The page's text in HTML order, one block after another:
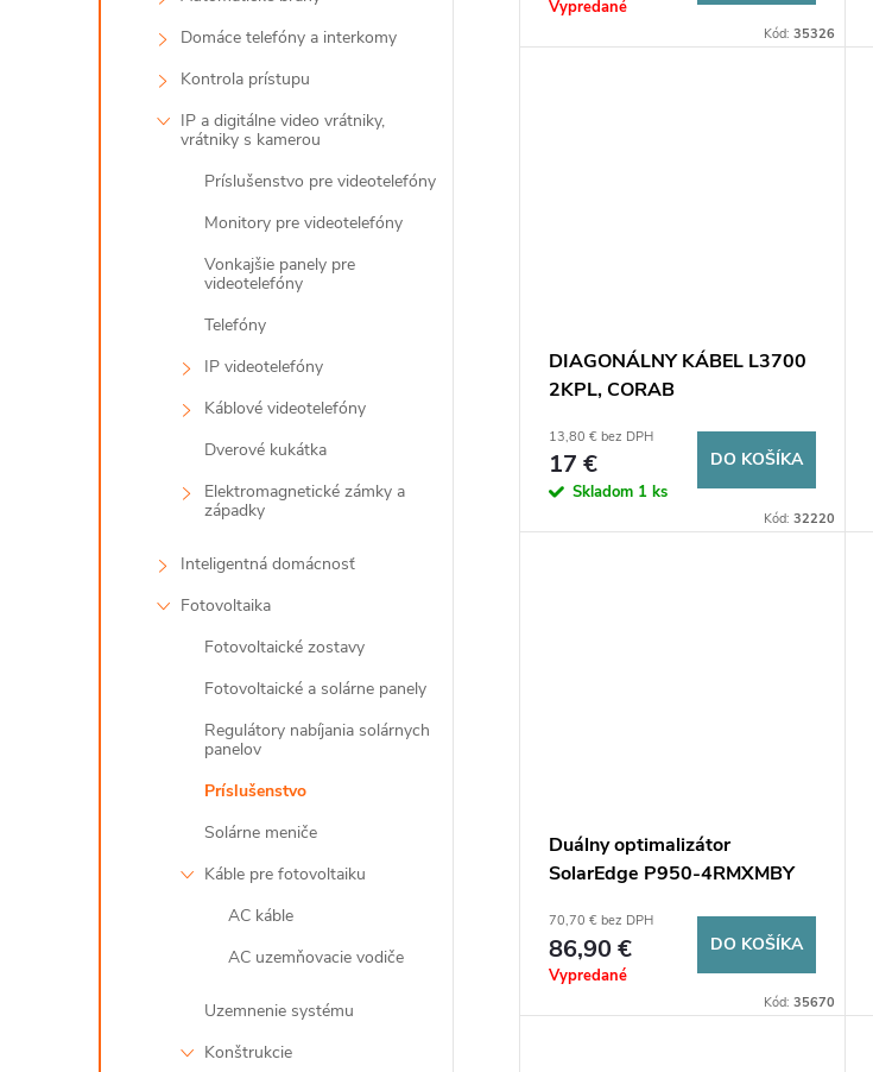
Domáce telefóny a interkomy
Kontrola prístupu
IP a digitálne video vrátniky,
vrátniky s kamerou
Príslušenstvo pre videotelefóny
Monitory pre videotelefóny
Vonkajšie panely pre
videotelefóny
Telefóny
IP videotelefóny
Káblové videotelefóny
Dverové kukátka
Elektromagnetické zámky a
západky
Inteligentná domácnosť
Fotovoltaika
Fotovoltaické zostavy
Fotovoltaické a solárne panely
Regulátory nabíjania solárnych
panelov
Príslušenstvo
Solárne meniče
Káble pre fotovoltaiku
AC káble
AC uzemňovacie vodiče
Uzemnenie systému
Konštrukcie
d
d
Vypredané
Kód:35326
DIAGONÁLNY KÁBEL L3700
2KPL, CORAB
13,80 € bez DPH
17 €
Skladom 1 ks
DO KOŠÍKA
Kód:32220
Duálny optimalizátor
SolarEdge P950-4RMXMBY
70,70 € bez DPH
86,90 €
Vypredané
DO KOŠÍKA
Kód:35670